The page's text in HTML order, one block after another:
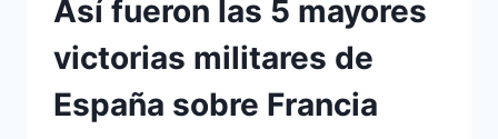
Así fueron las 5 mayores
victorias militares de
España sobre Francia